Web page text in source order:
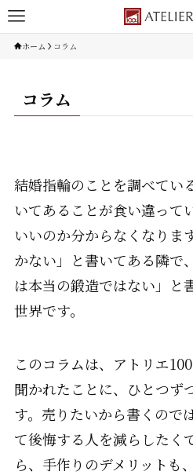
ホーム コラム
コラム
結婚指輪のことを調べてい
いてあることが食い違って
いいのか分からなくなりま
かない」と書いてある隣で
は本当の鍛造ではない」と
世界です。
このコラムは、アトリエ
聞かれたことに、ひとつず
す。売りたいから書くので
て後悔する人を減らしたく
ら、手作りのデメリットも